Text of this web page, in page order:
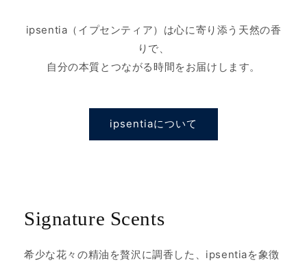
ipsentia（イプセンティア）は心に寄り添う天然の香
りで、
自分の本質とつながる時間をお届けします。
ipsentiaについて
Signature Scents
希少な花々の精油を贅沢に調香した、ipsentiaを象徴